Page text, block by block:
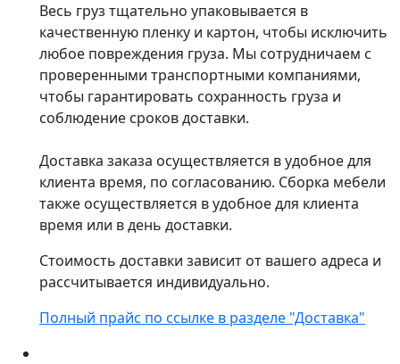
Весь груз тщательно упаковывается в
качественную пленку и картон, чтобы исключить
любое повреждения груза. Мы сотрудничаем с
проверенными транспортными компаниями,
чтобы гарантировать сохранность груза и
соблюдение сроков доставки.
Доставка заказа осуществляется в удобное для
клиента время, по согласованию. Сборка мебели
также осуществляется в удобное для клиента
время или в день доставки.
Стоимость доставки зависит от вашего адреса и
рассчитывается индивидуально.
Полный прайс по ссылке в разделе "Доставка"